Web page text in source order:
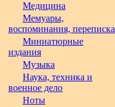
Медицина
Мемуары,
воспоминания, переписка
Миниатюрные
издания
Музыка
Наука, техника и
военное дело
Ноты